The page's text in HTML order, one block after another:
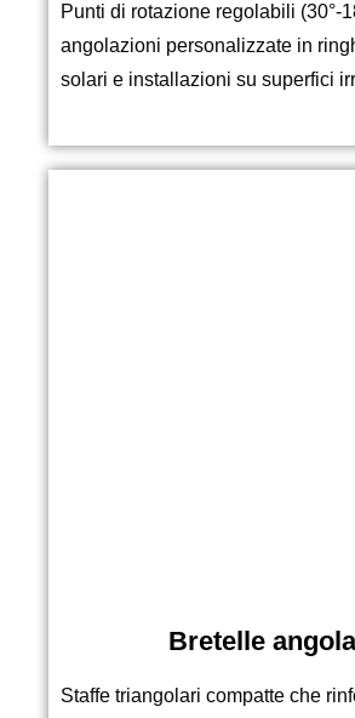
Punti di rotazione regolabili (30°-
angolazioni personalizzate in
solari e installazioni su superfici
Bretelle
Staffe triangolari compatte che